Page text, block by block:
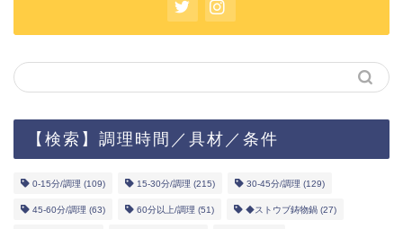
【検索】調理時間／具材／条件
0-15分/調理 (109) 15-30分/調理 (215) 30-45分/調理 (129)
45-60分/調理 (63) 60分以上/調理 (51) ◆ストウブ鋳物鍋 (27)